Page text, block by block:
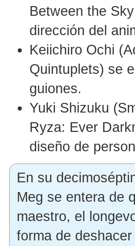
Between the
dirección del
Keiichiro Ochi
Quintuplets) se
guiones.
Yuki Shizuku
Ryza: Ever
diseño de
En su
Meg se entera de
maestro, el
forma de